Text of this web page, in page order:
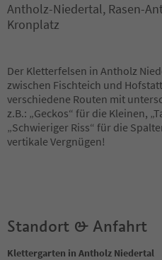
Antholz-Niedertal, Rasen-
Kronplatz
Der Kletterfelsen in Antholz
zwischen Fischteich und
verschiedene Routen mit
z.B.: „Geckos“ für die Kleinen,
„Schwieriger Riss“ für die
vertikale Vergnügen!
Standort & Anfahrt
Klettergarten in Antholz Niedertal